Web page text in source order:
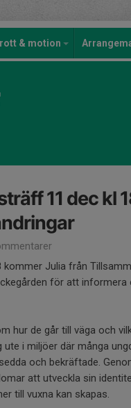
& motion
11 dec kl
kommer Julia från
för att informera
hur de går till väga och
ute i miljöer där många
och bekräftade.
att utveckla sin
till vuxna kan skapas.